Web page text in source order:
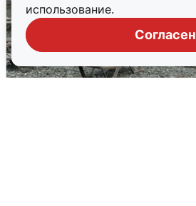
использование.
Согласен